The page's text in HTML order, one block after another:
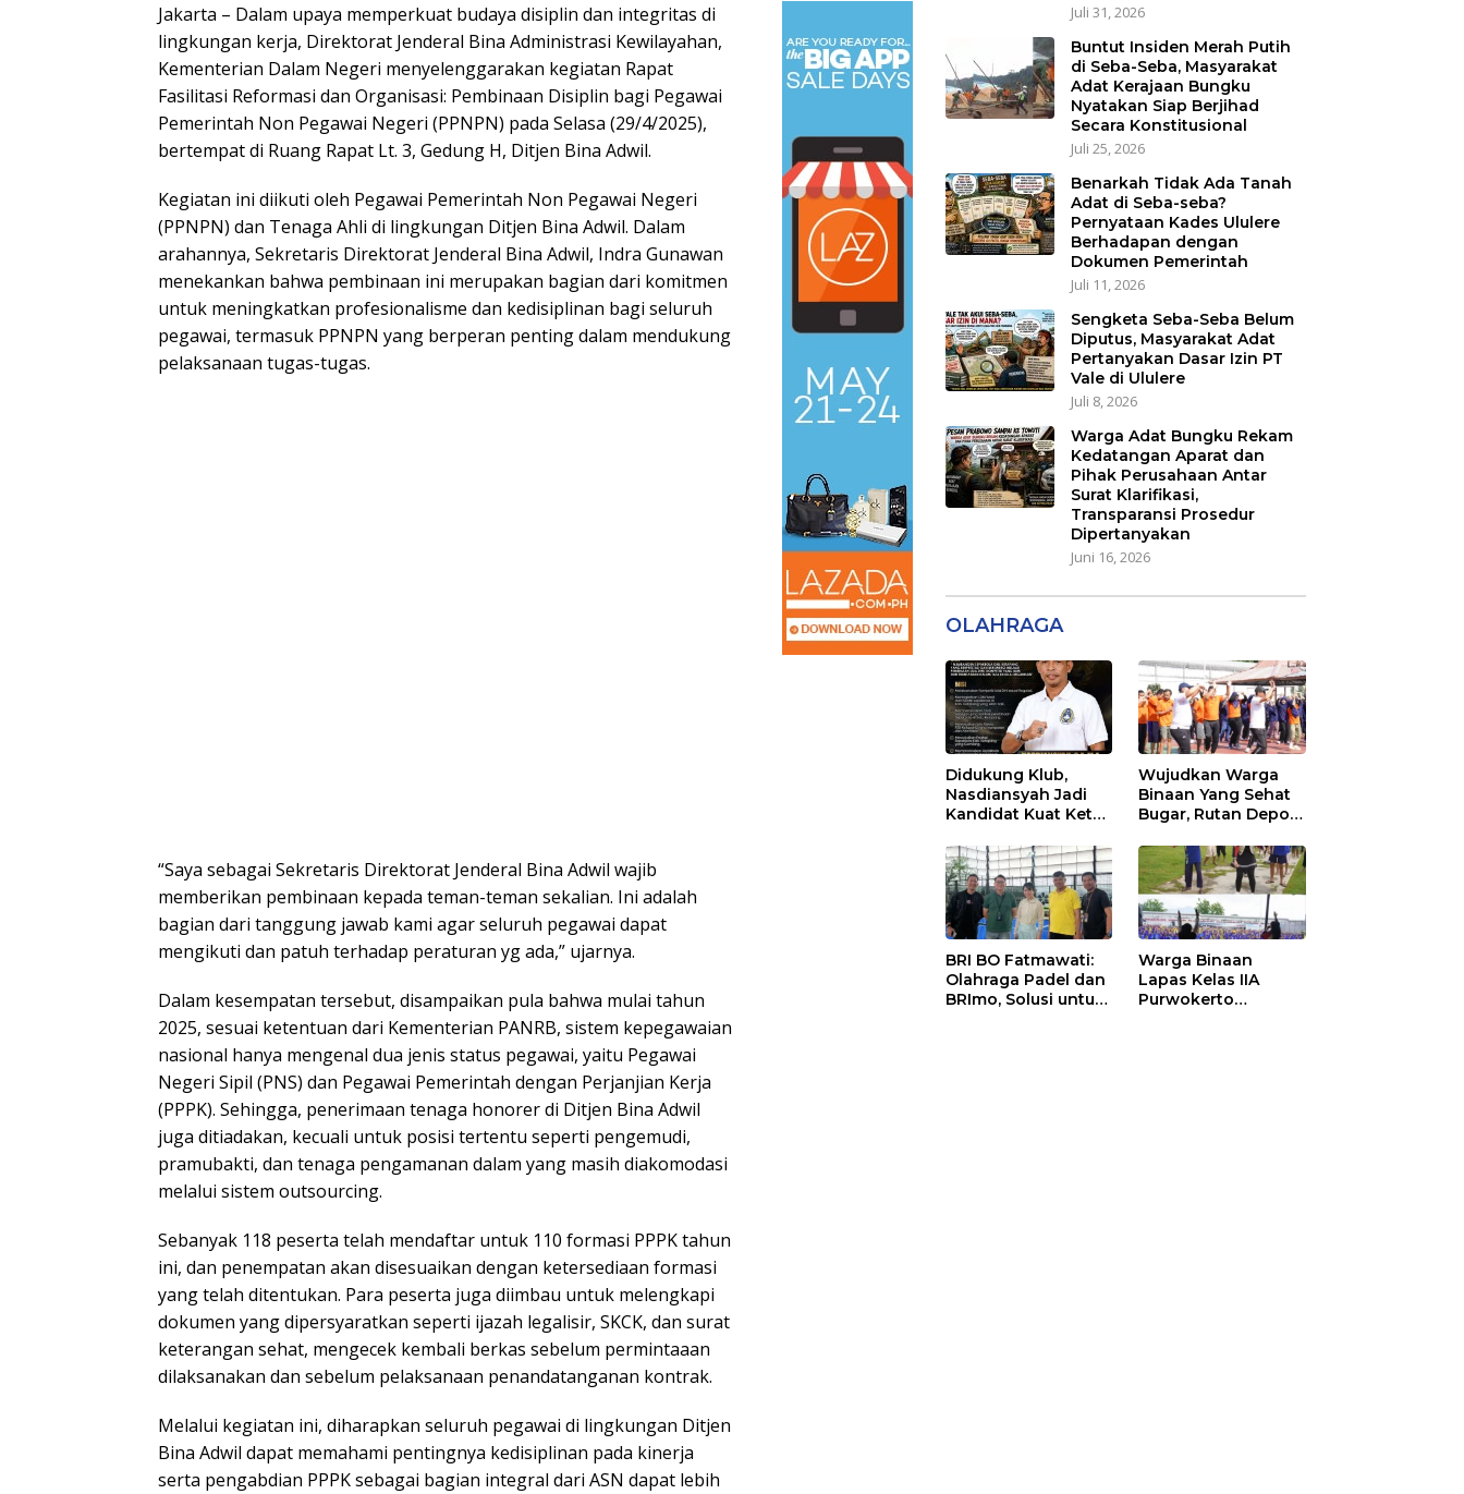
Jakarta – Dalam upaya memperkuat budaya disiplin dan integritas di
lingkungan kerja, Direktorat Jenderal Bina Administrasi Kewilayahan,
Kementerian Dalam Negeri menyelenggarakan kegiatan Rapat
Fasilitasi Reformasi dan Organisasi: Pembinaan Disiplin bagi Pegawai
Pemerintah Non Pegawai Negeri (PPNPN) pada Selasa (29/4/2025),
bertempat di Ruang Rapat Lt. 3, Gedung H, Ditjen Bina Adwil.
Kegiatan ini diikuti oleh Pegawai Pemerintah Non Pegawai Negeri
(PPNPN) dan Tenaga Ahli di lingkungan Ditjen Bina Adwil. Dalam
arahannya, Sekretaris Direktorat Jenderal Bina Adwil, Indra Gunawan
menekankan bahwa pembinaan ini merupakan bagian dari komitmen
untuk meningkatkan profesionalisme dan kedisiplinan bagi seluruh
pegawai, termasuk PPNPN yang berperan penting dalam mendukung
pelaksanaan tugas-tugas.
“Saya sebagai Sekretaris Direktorat Jenderal Bina Adwil wajib
memberikan pembinaan kepada teman-teman sekalian. Ini adalah
bagian dari tanggung jawab kami agar seluruh pegawai dapat
mengikuti dan patuh terhadap peraturan yg ada,” ujarnya.
Dalam kesempatan tersebut, disampaikan pula bahwa mulai tahun
2025, sesuai ketentuan dari Kementerian PANRB, sistem kepegawaian
nasional hanya mengenal dua jenis status pegawai, yaitu Pegawai
Negeri Sipil (PNS) dan Pegawai Pemerintah dengan Perjanjian Kerja
(PPPK). Sehingga, penerimaan tenaga honorer di Ditjen Bina Adwil
juga ditiadakan, kecuali untuk posisi tertentu seperti pengemudi,
pramubakti, dan tenaga pengamanan dalam yang masih diakomodasi
melalui sistem outsourcing.
Sebanyak 118 peserta telah mendaftar untuk 110 formasi PPPK tahun
ini, dan penempatan akan disesuaikan dengan ketersediaan formasi
yang telah ditentukan. Para peserta juga diimbau untuk melengkapi
dokumen yang dipersyaratkan seperti ijazah legalisir, SKCK, dan surat
keterangan sehat, mengecek kembali berkas sebelum permintaaan
dilaksanakan dan sebelum pelaksanaan penandatanganan kontrak.
Melalui kegiatan ini, diharapkan seluruh pegawai di lingkungan Ditjen
Bina Adwil dapat memahami pentingnya kedisiplinan pada kinerja
serta pengabdian PPPK sebagai bagian integral dari ASN dapat lebih
Juli 31, 2026
Buntut Insiden Merah Putih
di Seba-Seba, Masyarakat
Adat Kerajaan Bungku
Nyatakan Siap Berjihad
Secara Konstitusional
Juli 25, 2026
Benarkah Tidak Ada Tanah
Adat di Seba-seba?
Pernyataan Kades Ululere
Berhadapan dengan
Dokumen Pemerintah
Juli 11, 2026
Sengketa Seba-Seba Belum
Diputus, Masyarakat Adat
Pertanyakan Dasar Izin PT
Vale di Ululere
Juli 8, 2026
Warga Adat Bungku Rekam
Kedatangan Aparat dan
Pihak Perusahaan Antar
Surat Klarifikasi,
Transparansi Prosedur
Dipertanyakan
Juni 16, 2026
OLAHRAGA
Didukung Klub,
Nasdiansyah Jadi
Kandidat Kuat Ketua
Wujudkan Warga
Binaan Yang Sehat
Bugar, Rutan Depok
Bersama
BRI BO Fatmawati:
Olahraga Padel dan
BRImo, Solusi untuk
Warga Binaan
Lapas Kelas IIA
Purwokerto